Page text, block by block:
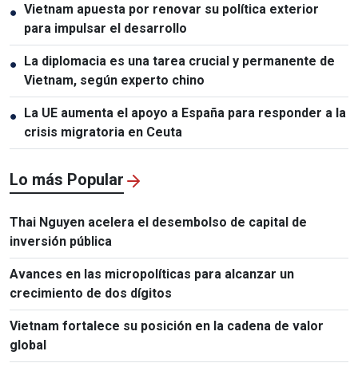
● Vietnam apuesta por renovar su política exterior
para impulsar el desarrollo
● La diplomacia es una tarea crucial y permanente de
Vietnam, según experto chino
● La UE aumenta el apoyo a España para responder a la
crisis migratoria en Ceuta
Lo más Popular
Thai Nguyen acelera el desembolso de capital de
inversión pública
Avances en las micropolíticas para alcanzar un
crecimiento de dos dígitos
Vietnam fortalece su posición en la cadena de valor
global